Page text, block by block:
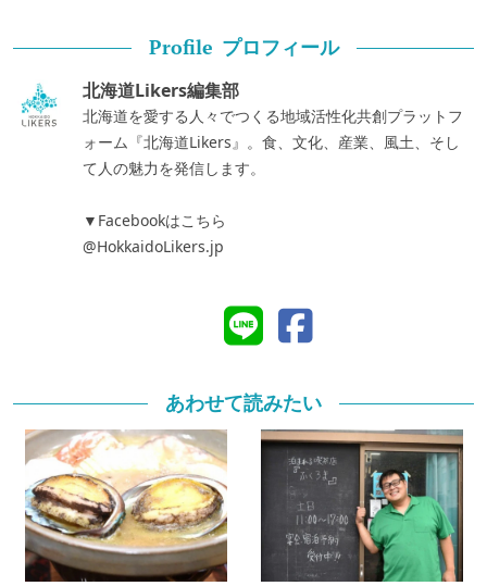
Profile プロフィール
北海道Likers編集部
北海道を愛する人々でつくる地域活性化共創プラットフ
ォーム『北海道Likers』。食、文化、産業、風土、そし
て人の魅力を発信します。
▼Facebookはこちら
@HokkaidoLikers.jp
あわせて読みたい